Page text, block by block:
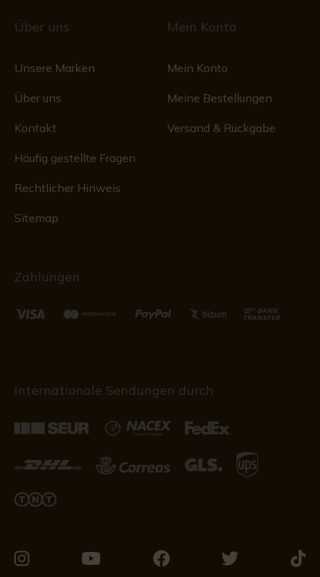
Über uns
Unsere Marken
Über uns
Kontakt
Häufig gestellte Fragen
Rechtlicher Hinweis
Sitemap
Mein Konto
Mein Konto
Meine Bestellungen
Versand & Rückgabe
Zahlungen
Internationale Sendungen durch